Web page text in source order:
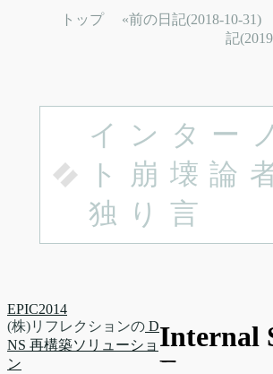
トップ «前の日記(2018-10-31)
記
インター
ト崩壊論
独り言
EPIC2014
(株)リフレクションの D
NS 再構築ソリューショ
ン